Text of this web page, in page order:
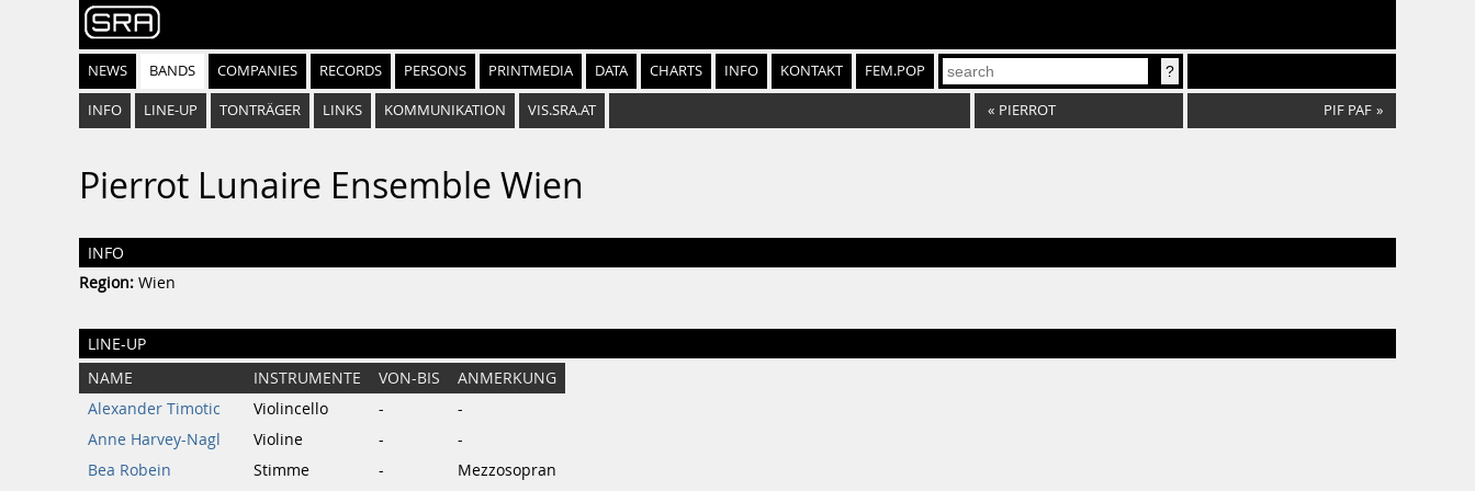
NEWS BANDS COMPANIES RECORDS PERSONS PRINTMEDIA DATA CHARTS INFO KONTAKT FEM.POP
INFO LINE-UP TONTRÄGER LINKS KOMMUNIKATION VIS.SRA.AT « PIERROT PIF PAF »
Pierrot Lunaire Ensemble Wien
INFO
Region: Wien
LINE-UP
NAME INSTRUMENTE VON-BIS
ANMERKUNG
Alexander Timotic
Violincello -
-
Anne Harvey-Nagl
Violine -
-
Bea Robein
Stimme -
Mezzosopran